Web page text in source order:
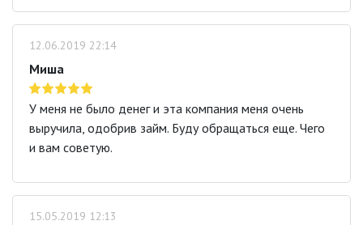
12.06.2019 22:14
Миша
У меня не было денег и эта компания меня очень
выручила, одобрив займ. Буду обращаться еще. Чего
и вам советую.
15.05.2019 12:13